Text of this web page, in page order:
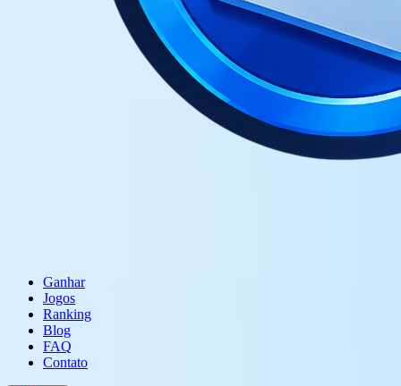
Ganhar
Jogos
Ranking
Blog
FAQ
Contato